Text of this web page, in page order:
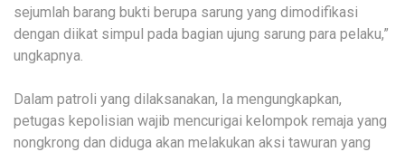
sejumlah barang bukti berupa sarung yang dimodifikasi
dengan diikat simpul pada bagian ujung sarung para pelaku,”
ungkapnya.
Dalam patroli yang dilaksanakan, Ia mengungkapkan,
petugas kepolisian wajib mencurigai kelompok remaja yang
nongkrong dan diduga akan melakukan aksi tawuran yang